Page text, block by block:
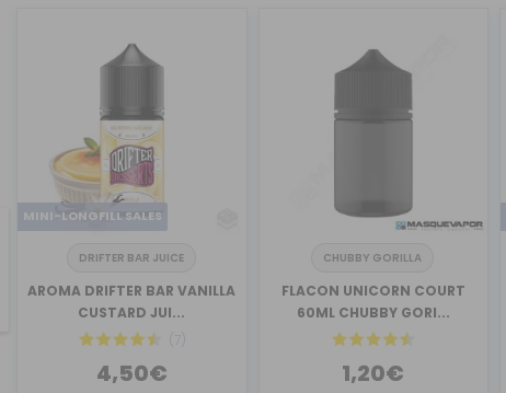
MINI-LONGFILL SALES
DRIFTER BAR JUICE
AROMA DRIFTER BAR VANILLA
CUSTARD JUI...
(7)
4,50€
CHUBBY GORILLA
FLACON UNICORN COURT
60ML CHUBBY GORI...
1,20€